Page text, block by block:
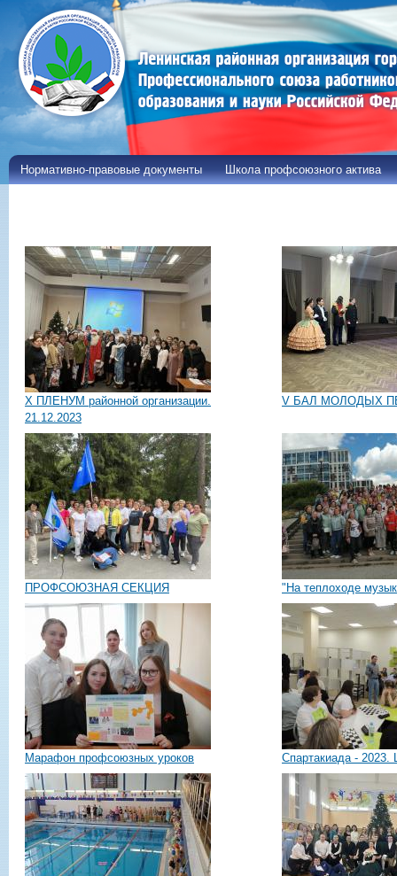
Нормативно-правовые документы Школа профсоюзного актива
X ПЛЕНУМ районной организации.
21.12.2023
V БАЛ МОЛОДЫХ
ПРОФСОЮЗНАЯ СЕКЦИЯ "На теплоходе
Марафон профсоюзных уроков Спартакиада -